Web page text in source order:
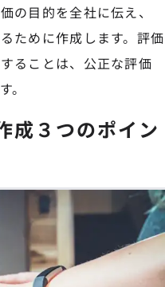
の目的を全社に伝え、
ために作成します。評価
ることは、公正な評価
。
成３つのポイン